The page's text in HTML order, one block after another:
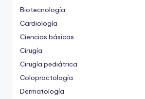
Biotecnología
Cardiología
Ciencias básicas
Cirugía
Cirugía pediátrica
Coloproctología
Dermatología